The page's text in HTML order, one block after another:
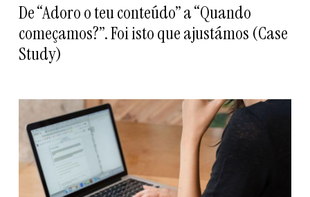
De “Adoro o teu conteúdo” a “Quando
começamos?”. Foi isto que ajustámos (Case
Study)